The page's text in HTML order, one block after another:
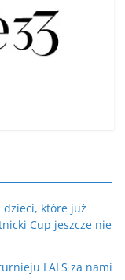
dzieci, które już
Cup jeszcze nie
LALS za nami